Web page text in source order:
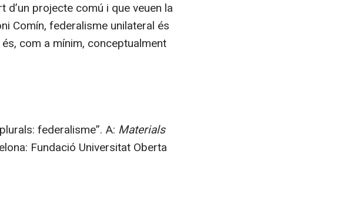
projecte comú i que veuen la
Comín, federalisme unilateral és
com a mínim, conceptualment
federalisme”. A: Materials
Fundació Universitat Oberta